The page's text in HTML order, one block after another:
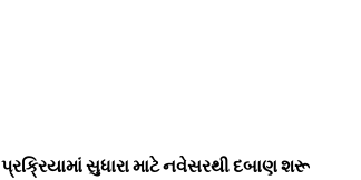
પ્રક્રિયામાં સુધારા માટે નવેસરથી દબાણ શરૂ